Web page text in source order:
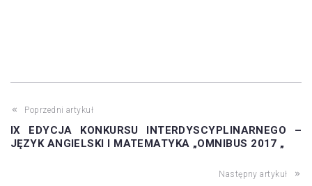
Poprzedni artykuł
IX EDYCJA KONKURSU INTERDYSCYPLINARNEGO –
JĘZYK ANGIELSKI I MATEMATYKA „OMNIBUS 2017 „
Następny artykuł